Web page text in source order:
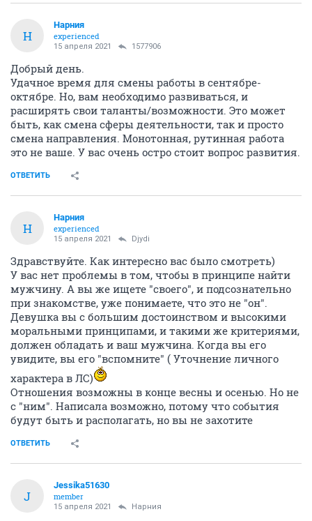
Н
Нарния
experienced
15 апреля 2021 1577906
Добрый день.
Удачное время для смены работы в сентябре-
октябре. Но, вам необходимо развиваться, и
расширять свои таланты/возможности. Это может
быть, как смена сферы деятельности, так и просто
смена направления. Монотонная, рутинная работа
это не ваше. У вас очень остро стоит вопрос развития.
ОТВЕТИТЬ
Н
Нарния
experienced
15 апреля 2021 Djydi
Здравствуйте. Как интересно вас было смотреть)
У вас нет проблемы в том, чтобы в принципе найти
мужчину. А вы же ищете "своего", и подсознательно
при знакомстве, уже понимаете, что это не "он".
Девушка вы с большим достоинством и высокими
моральными принципами, и такими же критериями,
должен обладать и ваш мужчина. Когда вы его
увидите, вы его "вспомните" ( Уточнение личного
характера в ЛС)
Отношения возможны в конце весны и осенью. Но не
с "ним". Написала возможно, потому что события
будут быть и располагать, но вы не захотите
ОТВЕТИТЬ
J
Jessika51630
member
15 апреля 2021 Нарния